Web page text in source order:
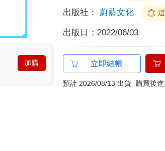
加購
出版社： 蔚藍文化
出版日： 2022/06/03
立即結帳
預計 2026/08/13 出貨 購買後